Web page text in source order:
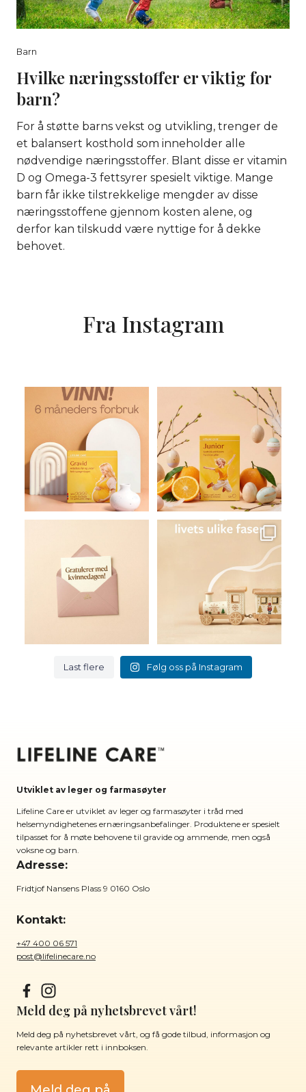
Barn
Hvilke næringsstoffer er viktig for
barn?
For å støtte barns vekst og utvikling, trenger de
et balansert kosthold som inneholder alle
nødvendige næringsstoffer. Blant disse er vitamin
D og Omega-3 fettsyrer spesielt viktige. Mange
barn får ikke tilstrekkelige mengder av disse
næringsstoffene gjennom kosten alene, og
derfor kan tilskudd være nyttige for å dekke
behovet.
Fra Instagram
KONKURRANSEN
AVSLUTTET. Vinn 6 måneders
forbruk av...
83 108
Noen barn får ikke i seg nok
Omega-3 og vitamin D...
2 0
Lifeline Care er kosttilskudd
Last flere Følg oss på Instagram
Utviklet av leger og farmasøyter
Lifeline Care er utviklet av leger og farmasøyter i tråd med
helsemyndighetenes ernæringsanbefalinger. Produktene er spesielt
tilpasset for å møte behovene til gravide og ammende, men også
voksne og barn.
Adresse:
Fridtjof Nansens Plass 9 0160 Oslo
Kontakt:
+47 400 06 571
post@lifelinecare.no
Meld deg på nyhetsbrevet vårt!
Meld deg på nyhetsbrevet vårt, og få gode tilbud, informasjon og
relevante artikler rett i innboksen.